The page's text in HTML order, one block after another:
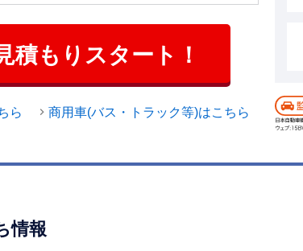
積もりスタート！
ら 商用車(バス・トラック等)はこちら
情報